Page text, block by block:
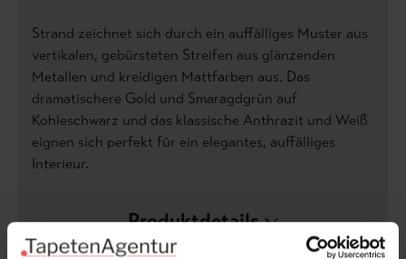
Strand zeichnet sich durch ein auffälliges Muster aus
vertikalen, gebürsteten Streifen aus glänzenden
Metallen und kreidigen Mattfarben aus. Das
dramatischere Gold und Smaragdgrün auf
Kohleschwarz und das klassische Anthrazit und Weiß
eignen sich perfekt für ein elegantes, auffälliges
Interieur.
Produktdetails